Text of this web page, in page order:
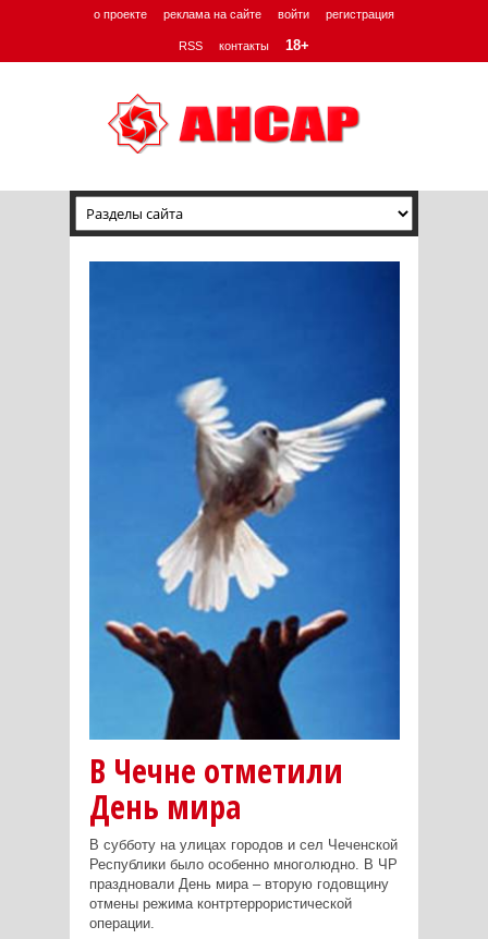
о проекте реклама на сайте войти регистрация
RSS контакты 18+
В Чечне отметили
День мира
В субботу на улицах городов и сел Чеченской
Республики было особенно многолюдно. В ЧР
праздновали День мира – вторую годовщину
отмены режима контртеррористической
операции.